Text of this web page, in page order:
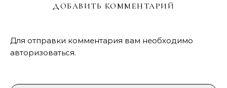
ДОБАВИТЬ КОММЕНТАРИЙ
Для отправки комментария вам необходимо
авторизоваться.